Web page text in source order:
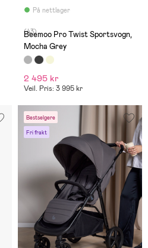
På nettlager
(43)
Beemoo Pro Twist Sportsvogn,
Mocha Grey
2 495 kr
Veil. Pris: 3 995 kr
Bestselgere
Fri frakt